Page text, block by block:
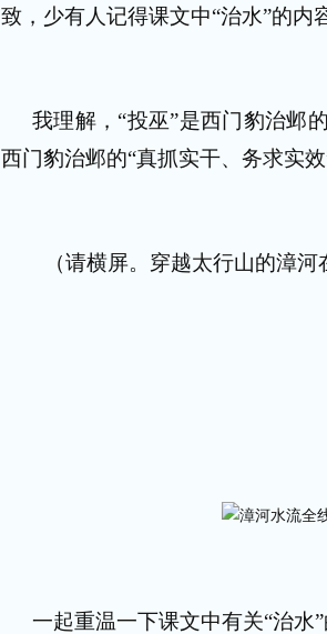
致，少有人记得课文中“治水”的内
我理解，“投巫”是西门豹治邺
西门豹治邺的“真抓实干、务求实效
（请横屏。穿越太行山的漳
一起重温一下课文中有关“治水”